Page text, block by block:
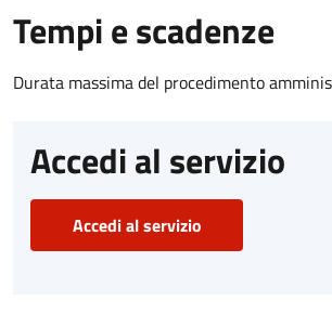
Tempi e scadenze
Durata massima del procedimento
Accedi al servizio
Accedi al servizio